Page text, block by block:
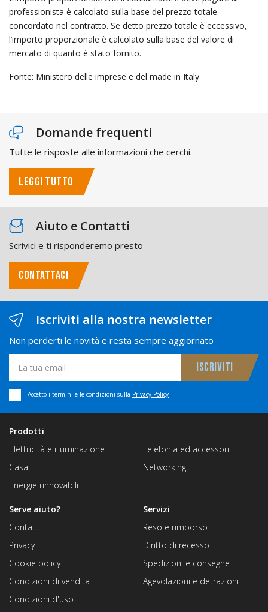
professionista è calcolato sulla base del prezzo totale
concordato nel contratto. Se detto prezzo totale è eccessivo,
l’importo proporzionale è calcolato sulla base del valore di
mercato di quanto è stato fornito.
Fonte: Ministero delle imprese e del made in Italy
Domande frequenti
Tutte le risposte alle informazioni che cerchi.
LEGGI TUTTO
Aiuto e Contatti
Scrivici e ti risponderemo presto
CONTATTACI
Iscriviti alla nostra newsletter
Non perderti le novità e resta sempre aggiornato
Accetto i termini e le condizioni sulla Privacy Policy
Prodotti
Elettricità e illuminazione
Casa
Energie rinnovabili
Telefonia ed accessori
Networking
Servizi
Reso e rimborso
Diritto di recesso
Spedizioni e consegne
Agevolazioni e detrazioni
Serve aiuto?
Contatti
Privacy
Cookie policy
Condizioni di vendita
Condizioni d'uso